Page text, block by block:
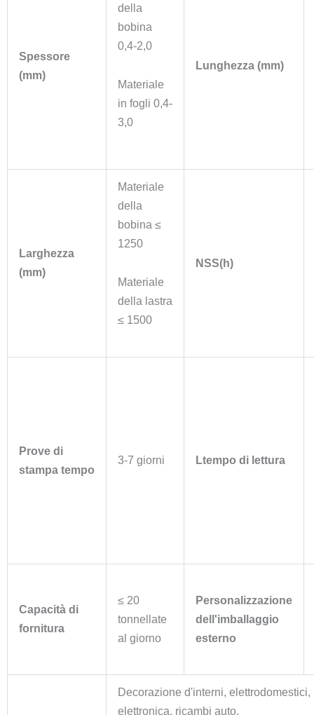
Spessore
(mm)
della
bobina
0,4-2,0
Materiale
in fogli 0,4-
3,0
Lunghezza (mm)
Larghezza
(mm)
Materiale
della
bobina ≤
1250
Materiale
della lastra
≤ 1500
NSS(h)
Prove di
stampa tempo
3-7 giorni Ltempo di lettura
Capacità di
fornitura
≤ 20
tonnellate
al giorno
Personalizzazione
dell'imballaggio
esterno
Decorazione d'interni, elettrodomestici,
elettronica, ricambi auto,